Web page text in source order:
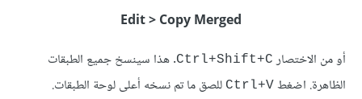
Edit > Copy Merged
أو من الاختصار Ctrl+Shift+C. هذا سينسخ جميع الطبقات
الظاهرة. اضغط Ctrl+V للصق ما تم نسخه أعلى لوحة الطبقات.